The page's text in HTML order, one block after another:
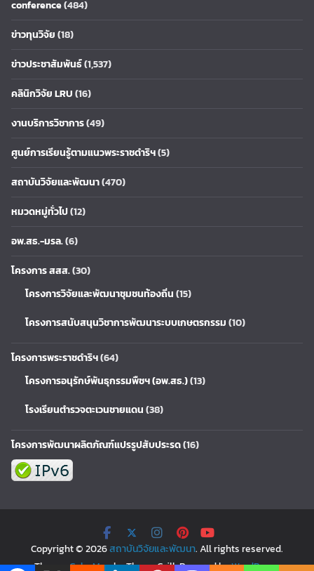
conference(484)
ข่าวทุนวิจัย(18)
ข่าวประชาสัมพันธ์(1,537)
คลินิกวิจัย LRU(16)
งานบริการวิชาการ(49)
ศูนย์การเรียนรู้ตามแนวพระราชดำริฯ(5)
สถาบันวิจัยและพัฒนา(470)
หมวดหมู่ทั่วไป(12)
อพ.สธ.-มรล.(6)
โครงการ สสส.(30)
โครงการวิจัยและพัฒนาชุมชนท้องถิ่น(15)
โครงการสนับสนุนวิชาการพัฒนาระบบเกษตรกรรม(10)
โครงการพระราชดำริฯ(64)
โครงการอนุรักษ์พันธุกรรมพืชฯ (อพ.สธ.)(13)
โรงเรียนตำรวจตะเวนชายแดน(38)
โครงการพัฒนาผลิตภัณฑ์แปรรูปสับประรด(16)
Copyright © 2026สถาบันวิจัยและพัฒนา. All rights reserved.
Theme: ColorMagby ThemeGrill. Powered byWordPress.